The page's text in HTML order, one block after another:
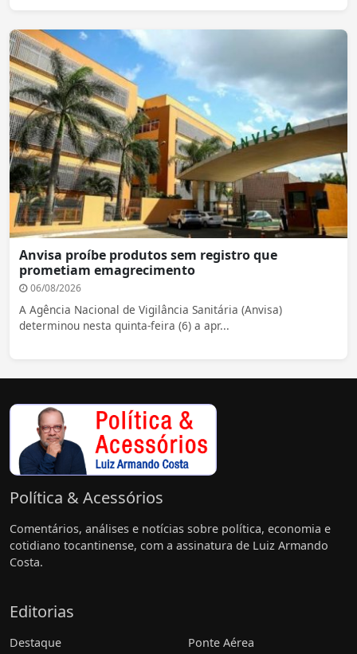
Anvisa proíbe produtos sem registro que
prometiam emagrecimento
06/08/2026
A Agência Nacional de Vigilância Sanitária (Anvisa)
determinou nesta quinta-feira (6) a apr...
Política & Acessórios
Comentários, análises e notícias sobre política, economia e
cotidiano tocantinense, com a assinatura de Luiz Armando
Costa.
Editorias
Destaque Ponte Aérea